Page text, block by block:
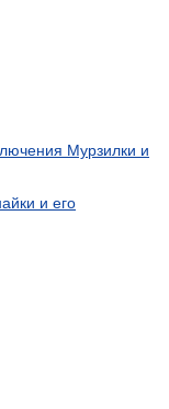
Мурзилки и
и его